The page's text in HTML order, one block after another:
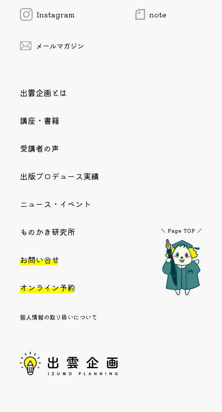
Instagram note
メールマガジン
出雲企画とは
講座・書籍
受講者の声
出版プロデュース実績
ニュース・イベント
ものかき研究所
お問い合せ
オンライン予約
個人情報の取り扱いについて